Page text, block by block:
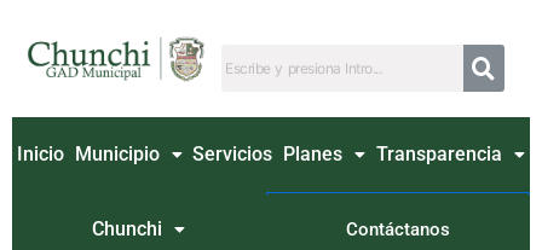
contenido
Inicio Municipio Servicios Planes Transparencia
Chunchi Contáctanos
por: